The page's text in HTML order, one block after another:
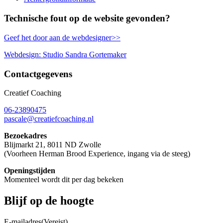
Technische fout op de website gevonden?
Geef het door aan de webdesigner>>
Webdesign: Studio Sandra Gortemaker
Contactgegevens
Creatief Coaching
06-23890475
pascale@creatiefcoaching.nl
Bezoekadres
Blijmarkt 21, 8011 ND Zwolle
(Voorheen Herman Brood Experience, ingang via de steeg)
Openingstijden
Momenteel wordt dit per dag bekeken
Blijf op de hoogte